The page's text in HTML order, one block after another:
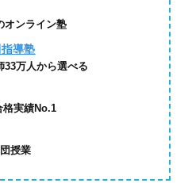
オンライン塾
導塾
33万人から選べる
格実績No.1
授業